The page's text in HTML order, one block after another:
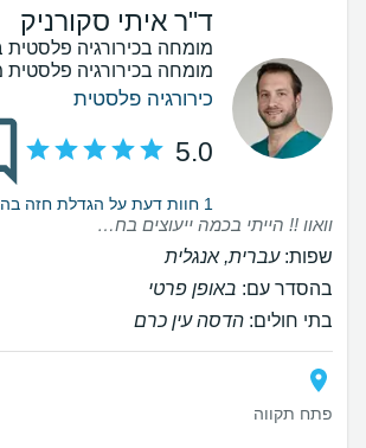
ד"ר איתי סקורניק
מומחה בכירורגיה פלסטית
מומחה בכירורגיה פלסטית
כירורגיה פלסטית
5.0
1 חוות דעת על הגדלת חזה בהזרקת שומן
וואוו !! הייתי בכמה ייעוצים בחיי. הכרתי ופגשתי רופאים. מנתח ורופא כזה מושלם עוד לא הכרתי זה ממש זכות להתנתח אצל ד״ר סקורניק. הוא אנושי לפני הכל, הוא מוכשר בטירוף, יש לו ידי זהב. הוא הבחירה הכי טובה שעשיתי בחיי. ואני ממליצה מכל הלב !!!!
שפות:עברית, אנגלית
בהסדר עם: באופן פרטי
בתי חולים: הדסה עין כרם
פתח תקווה